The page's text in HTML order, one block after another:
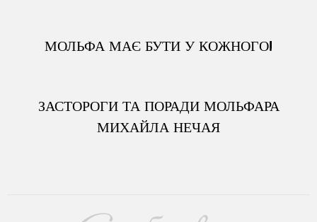
МОЛЬФА МАЄ БУТИ У КОЖНОГО!
ЗАСТОРОГИ ТА ПОРАДИ МОЛЬФАРА
МИХАЙЛА НЕЧАЯ